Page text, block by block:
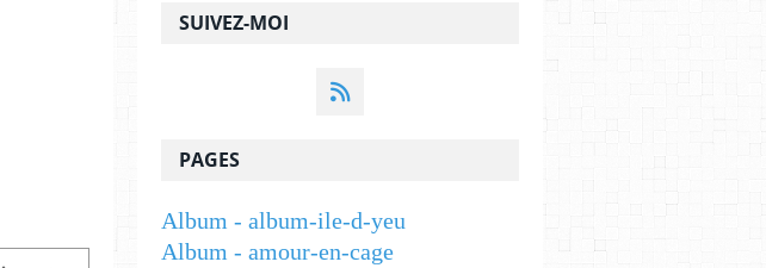
SUIVEZ-MOI
PAGES
Album - album-ile-d-yeu
Album - amour-en-cage